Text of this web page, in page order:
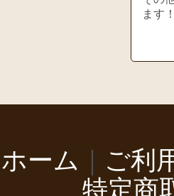
ます！
ホーム ご利
特定商